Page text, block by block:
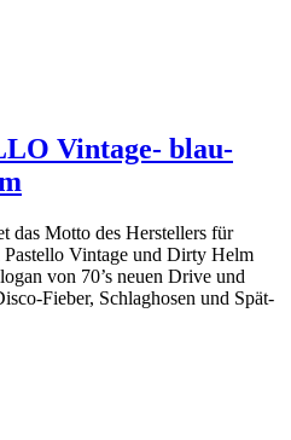
Vintage- blau-
das Motto des Herstellers für
Vintage und Dirty Helm
von 70’s neuen Drive und
Fieber, Schlaghosen und Spät-